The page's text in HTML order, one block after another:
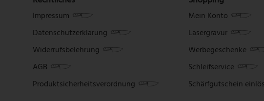
Impressum
Datenschutzerklärung
Widerrufsbelehrung
AGB
Produktsicherheitsverordnung
Mein Konto
Lasergravur
Werbegeschenke
Schleifservice
Schärfgutschein